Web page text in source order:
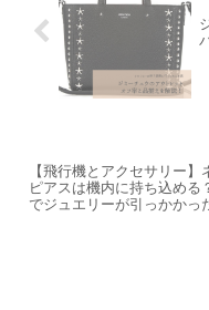
【飛行機とアクセサリー】
ピアスは機内に持ち込める
でジュエリーが引っかかっ